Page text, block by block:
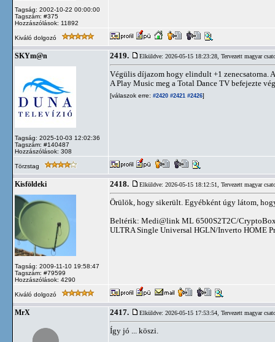
Tagság: 2002-10-22 00:00:00
Tagszám: #375
Hozzászólások: 11892
Kiváló dolgozó
SKYm@n
Tagság: 2025-10-03 12:02:36
Tagszám: #140487
Hozzászólások: 308
2419. Elküldve: 2026-05-15 18:23:28, Tervezett magyar
Végülis díjazom hogy elindult +1 zenecsatorna.
A Play Music meg a Total Dance TV befejezte
[válaszok erre: #2420 #2421 #2426]
Törzstag
Kisföldeki
Tagság: 2009-11-10 19:58:47
Tagszám: #79599
Hozzászólások: 4290
2418. Elküldve: 2026-05-15 18:12:51, Tervezett magyar
Örülök, hogy sikerült. Egyébként úgy látom,
Beltérik: Medi@link ML 6500S2T2C/
ULTRA Single Universal HGLN/Inverto HOME
Kiváló dolgozó
MrX 2417. Elküldve: 2026-05-15 17:53:54, Tervezett magyar
Így jó ... köszi.